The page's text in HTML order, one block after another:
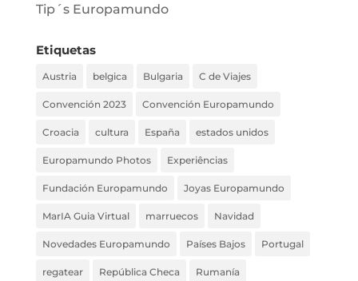
Tip´s Europamundo
Etiquetas
Austria belgica Bulgaria C de Viajes
Convención 2023 Convención Europamundo
Croacia cultura España estados unidos
Europamundo Photos Experiências
Fundación Europamundo Joyas Europamundo
MarIA Guia Virtual marruecos Navidad
Novedades Europamundo Países Bajos Portugal
regatear República Checa Rumanía